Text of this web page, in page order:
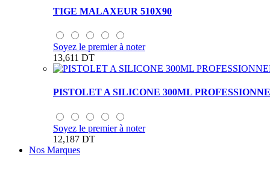
TIGE MALAXEUR 510X90
Soyez le premier à noter
13,611 DT
PISTOLET A SILICONE 300ML
Soyez le premier à noter
12,187 DT
Nos Marques